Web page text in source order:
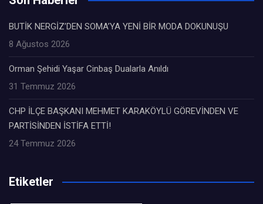
BUTİK NERGİZ’DEN SOMA’YA YENİ BİR MODA DOKUNUŞU
8 Ağustos 2026
Orman Şehidi Yaşar Cinbaş Dualarla Anıldı
31 Temmuz 2026
CHP İLÇE BAŞKANI MEHMET KARAKÖYLÜ GÖREVİNDEN VE
PARTİSİNDEN İSTİFA ETTİ!
24 Temmuz 2026
Etiketler